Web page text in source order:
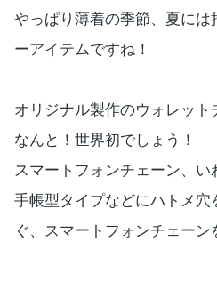
やっぱり薄着の季節、夏には
ーアイテムですね！
オリジナル製作のウォレッ
なんと！世界初でしょう！
スマートフォンチェーン、
手帳型タイプなどにハトメ
ぐ、スマートフォンチェーン